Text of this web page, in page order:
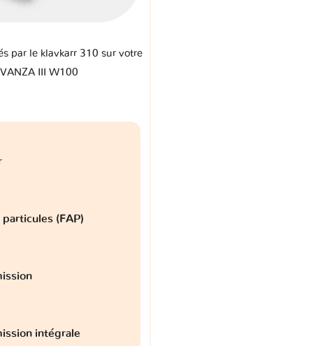
par le klavkarr 310 sur votre
III W100
particules (FAP)
intégrale